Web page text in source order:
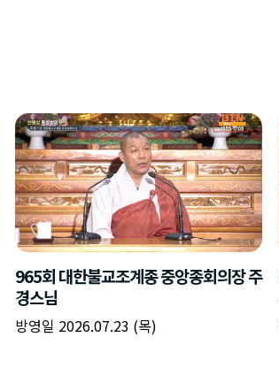
965회 대한불교조계종 중앙종회의장 주
경스님
방영일 2026.07.23 (목)